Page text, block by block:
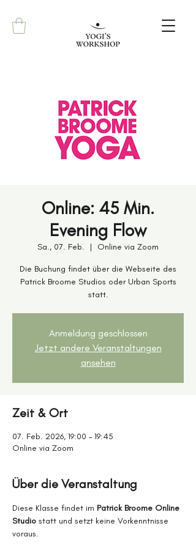
Online: 45 Min.
Evening Flow
Sa., 07. Feb.
  |
Online via Zoom
Die Buchung findet über die Webseite des
Patrick Broome Studios oder Urban Sports
statt.
Anmeldung geschlossen
Jetzt andere Veranstaltungen
ansehen
Zeit & Ort
07. Feb. 2026, 19:00 – 19:45
Online via Zoom
Über die Veranstaltung
Diese Klasse findet im Patrick Broome Online
Studio statt und setzt keine Vorkenntnisse
voraus.